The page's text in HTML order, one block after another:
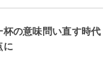
の意味問い直す時代
に